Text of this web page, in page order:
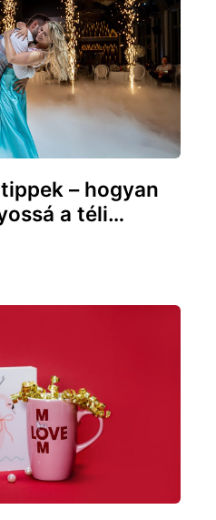
– hogyan
a téli…